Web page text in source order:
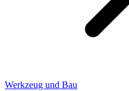
Werkzeug und Bau